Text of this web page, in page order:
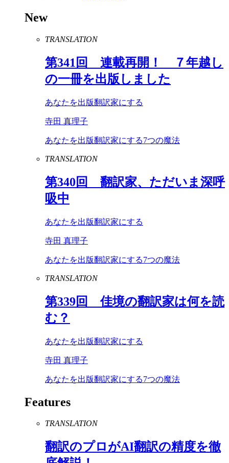
New
TRANSLATION
第341 回 連載再開！ ７年越し
の一冊を出版しました
あなたを出版翻訳家にする
寺田 真理子
あなたを出版翻訳家にする7つの魔法
TRANSLATION
第340回 翻訳家、ただいま深呼
吸中
あなたを出版翻訳家にする
寺田 真理子
あなたを出版翻訳家にする7つの魔法
TRANSLATION
第339回 佳境の翻訳家は何を読
む？
あなたを出版翻訳家にする
寺田 真理子
あなたを出版翻訳家にする7つの魔法
Features
TRANSLATION
翻訳のプロがAI翻訳の精度を徹